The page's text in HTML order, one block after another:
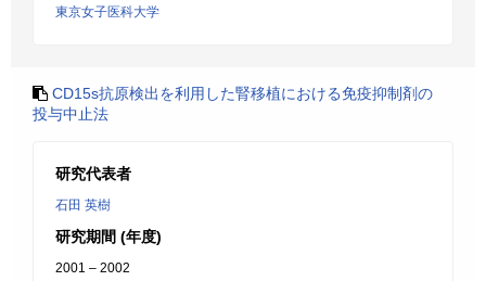
東京女子医科大学
CD15s抗原検出を利用した腎移植における免疫抑制剤の
投与中止法
研究代表者
石田 英樹
研究期間 (年度)
2001 – 2002